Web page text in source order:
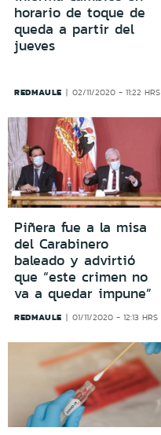
horario de toque de
queda a partir del
jueves
REDMAULE 02/11/2020 - 11:22 HRS
Piñera fue a la misa
del Carabinero
baleado y advirtió
que “este crimen no
va a quedar impune”
REDMAULE 01/11/2020 - 12:13 HRS